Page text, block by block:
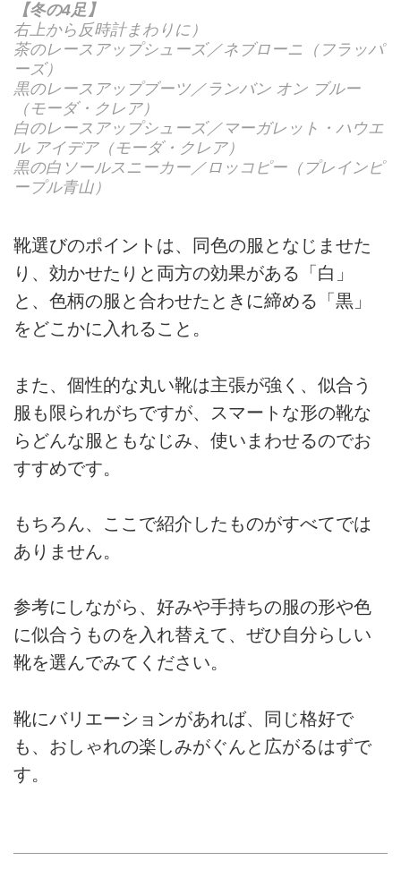
【冬の4足】
右上から反時計まわりに）
茶のレースアップシューズ／ネブローニ（フラッパ
ーズ）
黒のレースアップブーツ／ランバン オン ブルー
（モーダ・クレア）
白のレースアップシューズ／マーガレット・ハウエ
ル アイデア（モーダ・クレア）
黒の白ソールスニーカー／ロッコピー（プレインピ
ープル青山）
靴選びのポイントは、同色の服となじませた
り、効かせたりと両方の効果がある「白」
と、色柄の服と合わせたときに締める「黒」
をどこかに入れること。
また、個性的な丸い靴は主張が強く、似合う
服も限られがちですが、スマートな形の靴な
らどんな服ともなじみ、使いまわせるのでお
すすめです。
もちろん、ここで紹介したものがすべてでは
ありません。
参考にしながら、好みや手持ちの服の形や色
に似合うものを入れ替えて、ぜひ自分らしい
靴を選んでみてください。
靴にバリエーションがあれば、同じ格好で
も、おしゃれの楽しみがぐんと広がるはずで
す。